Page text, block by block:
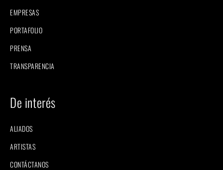
EMPRESAS
PORTAFOLIO
PRENSA
TRANSPARENCIA
De interés
ALIADOS
ARTISTAS
CONTÁCTANOS